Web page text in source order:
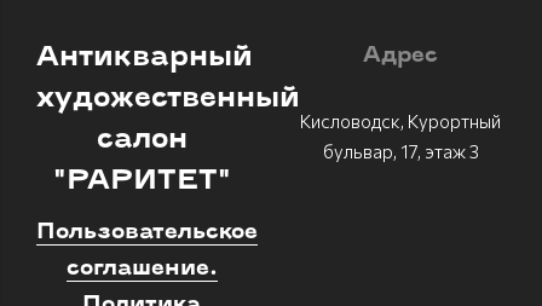
Антикварный
художественный
салон
"РАРИТЕТ"
Пользовательское
соглашение.
Адрес
Кисловодск, Курортный
бульвар, 17, этаж 3